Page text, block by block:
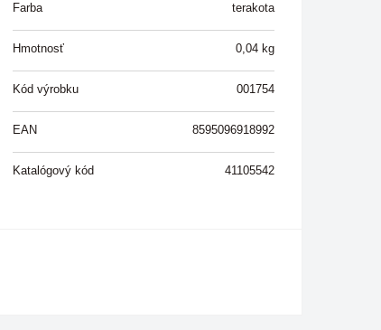
Farba terakota
Hmotnosť 0,04 kg
Kód výrobku 001754
EAN 8595096918992
Katalógový kód 41105542